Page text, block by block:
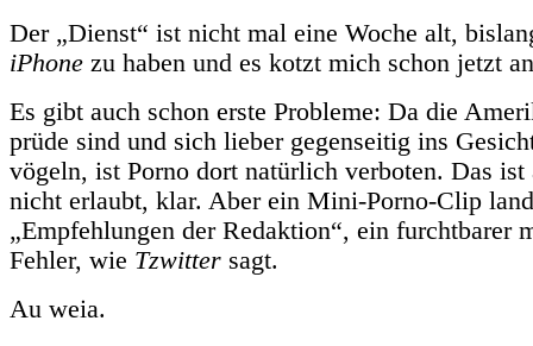
Der „Dienst“ ist nicht mal eine Woche alt,
iPhone zu haben und es kotzt mich schon jetzt
Es gibt auch schon erste Probleme: Da die
prüde sind und sich lieber gegenseitig ins
vögeln, ist Porno dort natürlich verboten. Das
nicht erlaubt, klar. Aber ein Mini-Porno-Clip
„Empfehlungen der Redaktion“, ein furchtbarer
Fehler, wie Tzwitter sagt.
Au weia.